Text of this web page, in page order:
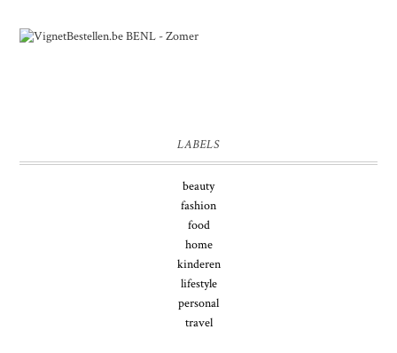
LABELS
beauty
fashion
food
home
kinderen
lifestyle
personal
travel